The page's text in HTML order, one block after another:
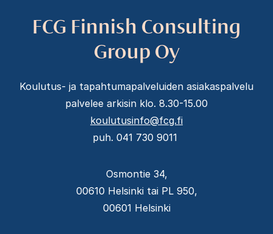
FCG Finnish Consulting
Group Oy
Koulutus- ja tapahtumapalveluiden asiakaspalvelu
palvelee arkisin klo. 8.30-15.00
koulutusinfo@fcg.fi
puh. 041 730 9011
Osmontie 34,
00610 Helsinki tai PL 950,
00601 Helsinki